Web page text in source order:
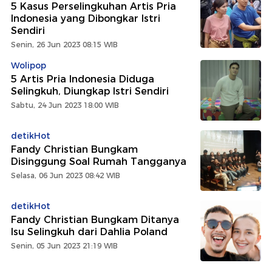
5 Kasus Perselingkuhan Artis Pria
Indonesia yang Dibongkar Istri
Sendiri
Senin, 26 Jun 2023 08:15 WIB
Wolipop
5 Artis Pria Indonesia Diduga
Selingkuh, Diungkap Istri Sendiri
Sabtu, 24 Jun 2023 18:00 WIB
detikHot
Fandy Christian Bungkam
Disinggung Soal Rumah Tangganya
Selasa, 06 Jun 2023 08:42 WIB
detikHot
Fandy Christian Bungkam Ditanya
Isu Selingkuh dari Dahlia Poland
Senin, 05 Jun 2023 21:19 WIB